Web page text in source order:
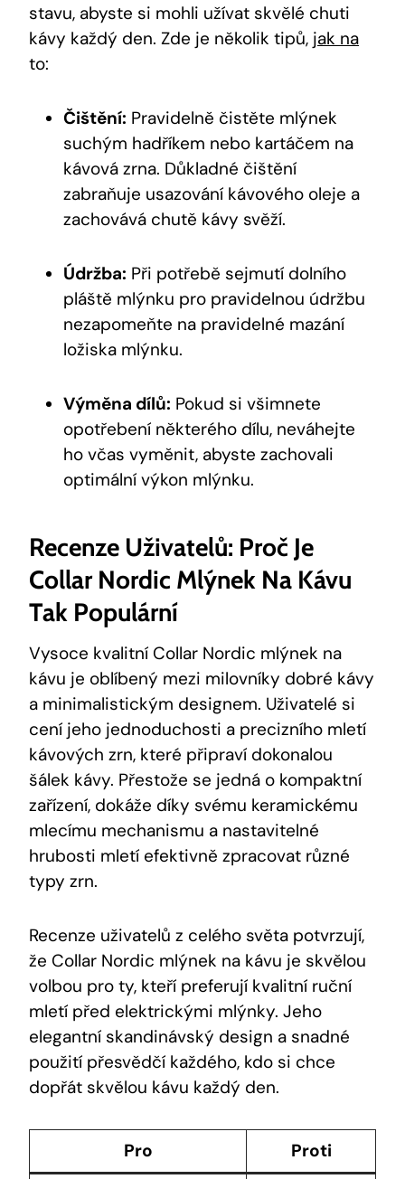
stavu, abyste si mohli užívat skvělé chuti
kávy každý den. Zde je několik tipů, jak na
to:
Čištění: Pravidelně čistěte mlýnek
suchým hadříkem nebo kartáčem na
kávová zrna. Důkladné čištění
zabraňuje usazování kávového oleje a
zachovává chutě kávy svěží.
Údržba: Při potřebě sejmutí dolního
pláště mlýnku pro pravidelnou údržbu
nezapomeňte na pravidelné mazání
ložiska mlýnku.
Výměna dílů: Pokud si všimnete
opotřebení některého dílu, neváhejte
ho včas vyměnit, abyste zachovali
optimální výkon mlýnku.
Recenze Uživatelů: Proč Je
Collar Nordic Mlýnek Na Kávu
Tak Populární
Vysoce kvalitní Collar Nordic mlýnek na
kávu je oblíbený mezi milovníky dobré kávy
a minimalistickým designem. Uživatelé si
cení jeho jednoduchosti a precizního mletí
kávových zrn, které připraví dokonalou
šálek kávy. Přestože se jedná o kompaktní
zařízení, dokáže díky svému keramickému
mlecímu mechanismu a nastavitelné
hrubosti mletí efektivně zpracovat různé
typy zrn.
Recenze uživatelů z celého světa potvrzují,
že Collar Nordic mlýnek na kávu je skvělou
volbou pro ty, kteří preferují kvalitní ruční
mletí před elektrickými mlýnky. Jeho
elegantní skandinávský design a snadné
použití přesvědčí každého, kdo si chce
dopřát skvělou kávu každý den.
Pro
Proti